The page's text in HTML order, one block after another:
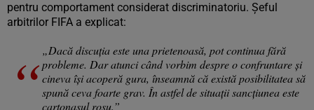
pentru comportament considerat discriminatoriu. Șeful
arbitrilor FIFA a explicat:
„Dacă discuția este una prietenoasă, pot continua fără
probleme. Dar atunci când vorbim despre o confruntare și
cineva își acoperă gura, înseamnă că există posibilitatea să
spună ceva foarte grav. În astfel de situații sancțiunea este
cartonașul roșu.”